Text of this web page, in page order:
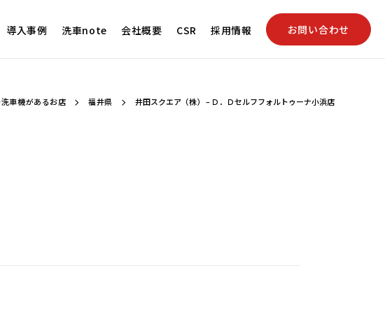
導入事例 洗車note 会社概要 CSR 採用情報 お問い合わせ
車機があるお店 福井県 井田スクエア（株） – Ｄ．Ｄセルフフォルトゥーナ小浜店